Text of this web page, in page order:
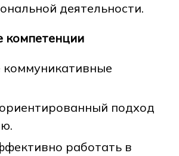
деятельности.
компетенции
коммуникативные
подход
работать в